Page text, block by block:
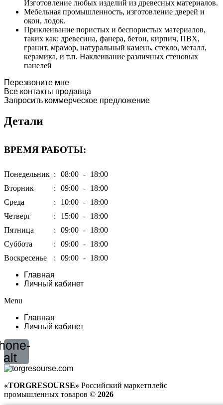
Изготовление любых изделий из древесных материалов.
Мебельная промышленность, изготовление дверей и
окон, лодок.
Приклеивание пористых и беспористых материалов,
таких как: древесина, фанера, бетон, кирпич, ПВХ,
гранит, мрамор, натуральный камень, стекло, металл,
керамика, и т.п. Наклеивание различных стеновых
панелей
Перезвоните мне
Все контакты продавца
Запросить коммерческое предложение
Детали
ВРЕМЯ РАБОТЫ:
Понедельник : 08:00 - 18:00
Вторник
: 09:00 - 18:00
Среда
: 10:00 - 18:00
Четверг
: 15:00 - 18:00
Пятница
: 09:00 - 18:00
Суббота
: 09:00 - 18:00
Воскресенье
: 09:00 - 18:00
Главная
Личный кабинет
Menu
Главная
Личный кабинет
alt
«TORGRESOURSE» Российский маркетплейс
промышленных товаров © 2026